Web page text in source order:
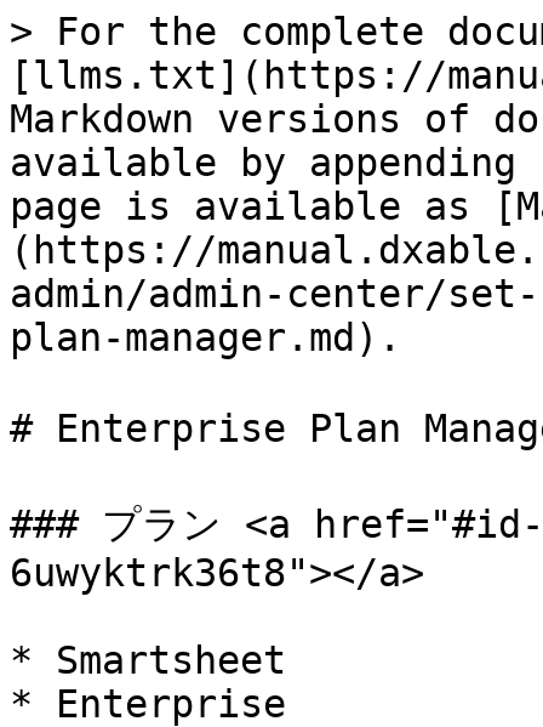
> For the complete
[llms.txt](https://
Markdown versions of
available by
page is available as
(https://
admin/admin-center/
plan-manager.md).
# Enterprise Plan
### プラン <a
6uwyktrk36t8"></a>
* Smartsheet
* Enterprise